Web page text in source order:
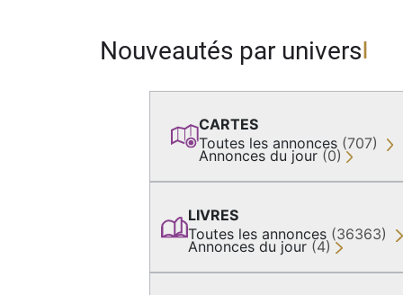
Nouveautés par univers
CARTES
Toutes les annonces (707)
Annonces du jour (0)
LIVRES
Toutes les annonces (36363)
Annonces du jour (4)